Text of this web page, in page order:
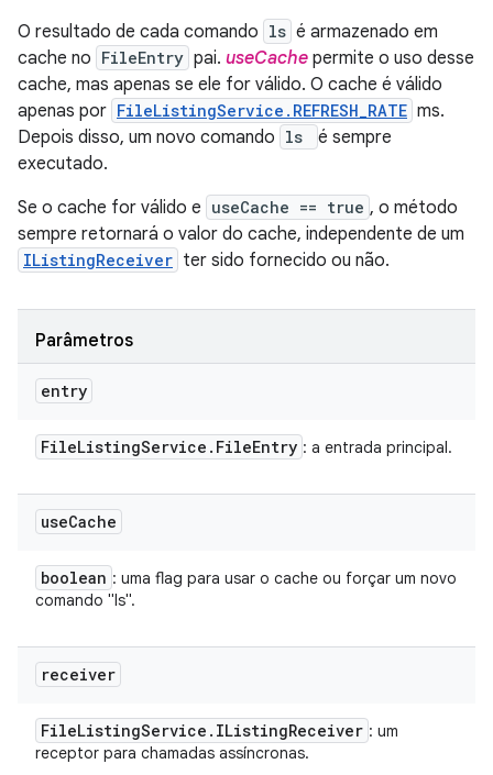
O resultado de cada comando ls é armazenado em
cache no FileEntry pai. useCache permite o uso desse
cache, mas apenas se ele for válido. O cache é válido
apenas por FileListingService.REFRESH_RATE ms.
Depois disso, um novo comando ls
é sempre
executado.
Se o cache for válido e useCache == true , o método
sempre retornará o valor do cache, independente de um
IListingReceiver ter sido fornecido ou não.
Parâmetros
entry
FileListingService . FileEntry : a entrada principal.
useCache
boolean : uma flag para usar o cache ou forçar um novo
comando "ls".
receiver
FileListingService . IListingReceiver : um
receptor para chamadas assíncronas.